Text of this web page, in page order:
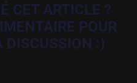
CET ARTICLE ?
POUR
DISCUSSION :)